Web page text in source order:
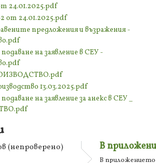
24.01.2025.pdf
от 24.01.2025.pdf
предложения и възражения -
на заявление в СЕУ -
13.03.2025.pdf
на заявление за анекс в СЕУ _
(непроверено) В
В